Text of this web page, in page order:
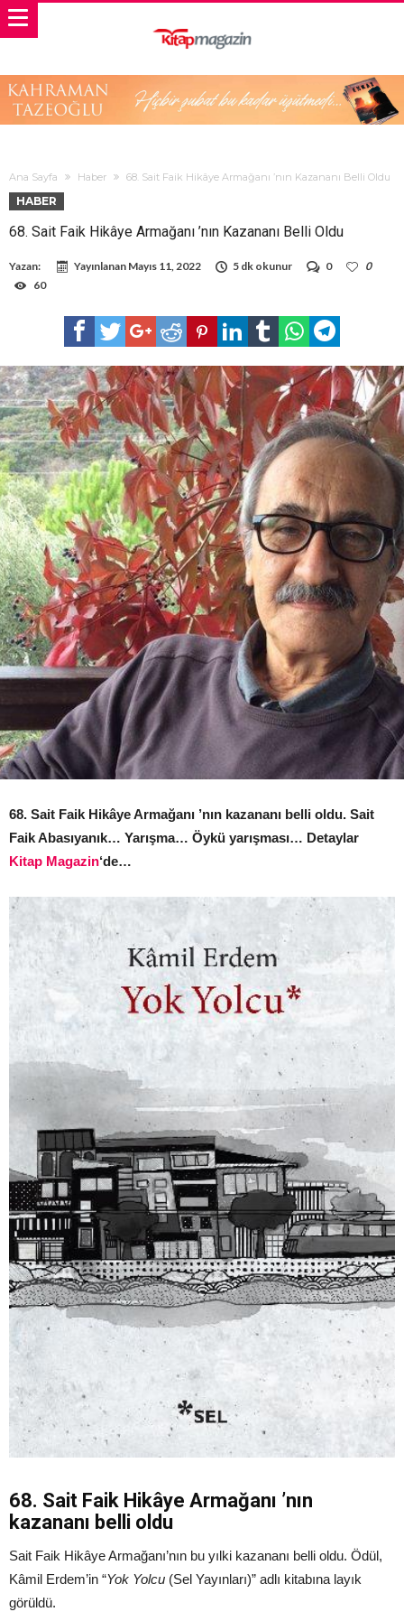
Ana Sayfa Haber 68. Sait Faik Hikâye Armağanı ’nın Kazananı Belli Oldu
HABER
68. Sait Faik Hikâye Armağanı ’nın Kazananı Belli Oldu
Yazan: Yayınlanan Mayıs 11, 2022 5 dk okunur 0
0
60
68. Sait Faik Hikâye Armağanı ’nın kazananı belli oldu. Sait
Faik Abasıyanık… Yarışma… Öykü yarışması… Detaylar
Kitap Magazin‘de…
68. Sait Faik Hikâye Armağanı ’nın
kazananı belli oldu
Sait Faik Hikâye Armağanı’nın bu yılki kazananı belli oldu. Ödül,
Kâmil Erdem’in “Yok Yolcu (Sel Yayınları)” adlı kitabına layık
görüldü.